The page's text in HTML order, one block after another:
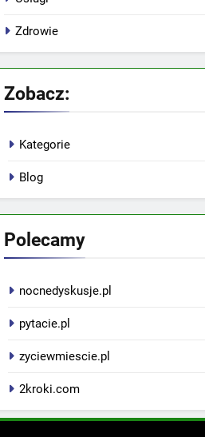
Zdrowie
Zobacz:
Kategorie
Blog
Polecamy
nocnedyskusje.pl
pytacie.pl
zyciewmiescie.pl
2kroki.com